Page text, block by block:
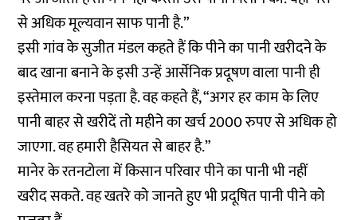
से अधिक मूल्यवान साफ पानी है.”
इसी गांव के सुजीत मंडल कहते हैं कि पीने का पानी खरीदने के
बाद खाना बनाने के इसी उन्हें आर्सेनिक प्रदूषण वाला पानी ही
इस्तेमाल करना पड़ता है. वह कहते हैं, “अगर हर काम के लिए
पानी बाहर से खरीदें तो महीने का खर्च 2000 रुपए से अधिक हो
जाएगा. वह हमारी हैसियत से बाहर है.”
मानेर के रतनटोला में किसान परिवार पीने का पानी भी नहीं
खरीद सकते. वह खतरे को जानते हुए भी प्रदूषित पानी पीने को